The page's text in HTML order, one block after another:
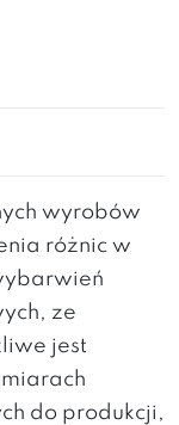
wyrobów
różnic w
ze
jest
do produkcji,